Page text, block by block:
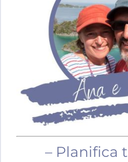
– Planifica